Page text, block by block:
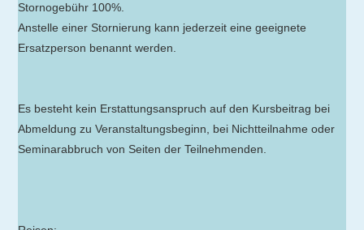
Stornogebühr 100%.
Anstelle einer Stornierung kann jederzeit eine geeignete
Ersatzperson benannt werden.
Es besteht kein Erstattungsanspruch auf den Kursbeitrag bei
Abmeldung zu Veranstaltungsbeginn, bei Nichtteilnahme oder
Seminarabbruch von Seiten der Teilnehmenden.